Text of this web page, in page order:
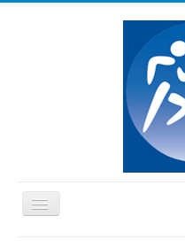
Basculer
la